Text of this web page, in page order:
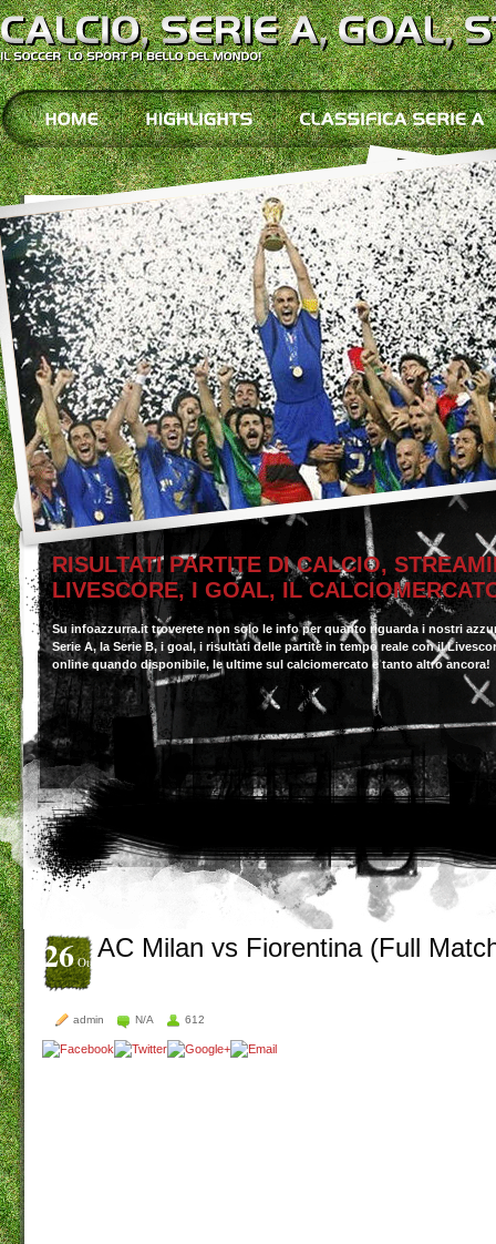
RISULTATI PARTITE DI CALCIO,
LIVESCORE, I GOAL, IL
Su infoazzurra.it troverete non solo le info per quanto riguarda i nostri
Serie A, la Serie B, i goal, i risultati delle partite in tempo reale con il
online quando disponibile, le ultime sul calciomercato e tanto altro ancora!
26Ott AC Milan vs Fiorentina (Full
admin N/A 612